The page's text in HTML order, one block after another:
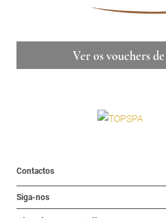
Ver os vouchers
Contactos
Siga-nos